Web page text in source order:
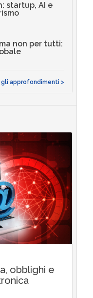
startup, AI e
non per tutti:
approfondimenti >
obblighi e